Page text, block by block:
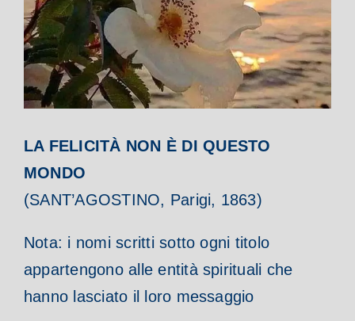
LA FELICITÀ NON È DI QUESTO
MONDO
(SANT’AGOSTINO, Parigi, 1863)
Nota: i nomi scritti sotto ogni titolo
appartengono alle entità spirituali che
hanno lasciato il loro messaggio